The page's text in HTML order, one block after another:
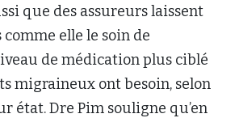
que des assureurs laissent
elle le soin de
de médication plus ciblé
migraineux ont besoin, selon
état. Dre Pim souligne qu’en